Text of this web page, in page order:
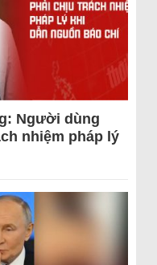
Người dùng
nhiệm pháp lý